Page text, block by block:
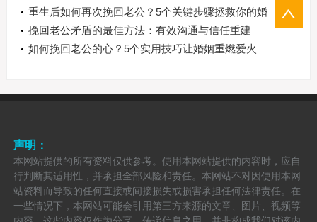
燃甜蜜的沟通艺术
重生后如何再次挽回老公？5个关键步骤拯救你的婚
姻
挽回老公矛盾的最佳方法：有效沟通与信任重建
如何挽回老公的心？5个实用技巧让婚姻重燃爱火
声明：
本网站提供的所有资料仅供参考。使用本网站提供的内容时，应自
行判断其适用性，并承担全部风险和责任。本网站不对因使用本网
站资料而导致的任何直接或间接损失或损害承担任何法律责任。在
一些情况下，本网站可能会引用第三方来源的文章、图片、视频等